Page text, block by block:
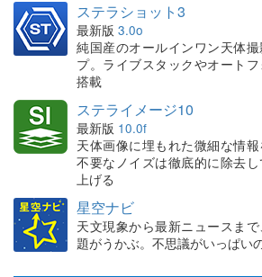
ステラショット3
最新版 3.0o
純国産のオールインワン天体
プ。ライブスタックやオート
搭載
ステライメージ10
最新版 10.0f
天体画像に埋もれた微細な情報
不要なノイズは徹底的に除去
上げる
星空ナビ
天文現象から最新ニュースま
題がうかぶ。不思議がいっぱい